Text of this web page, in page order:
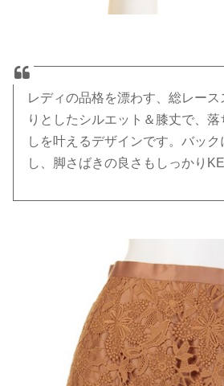
レディの品格を漂わす、総レース
りとしたシルエット＆膝丈で、
しを叶えるデザインです。バッ
し、脚さばきの良さもしっかり